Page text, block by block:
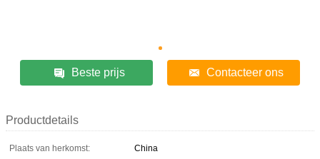
Beste prijs Contacteer ons
Productdetails
Plaats van herkomst:
China